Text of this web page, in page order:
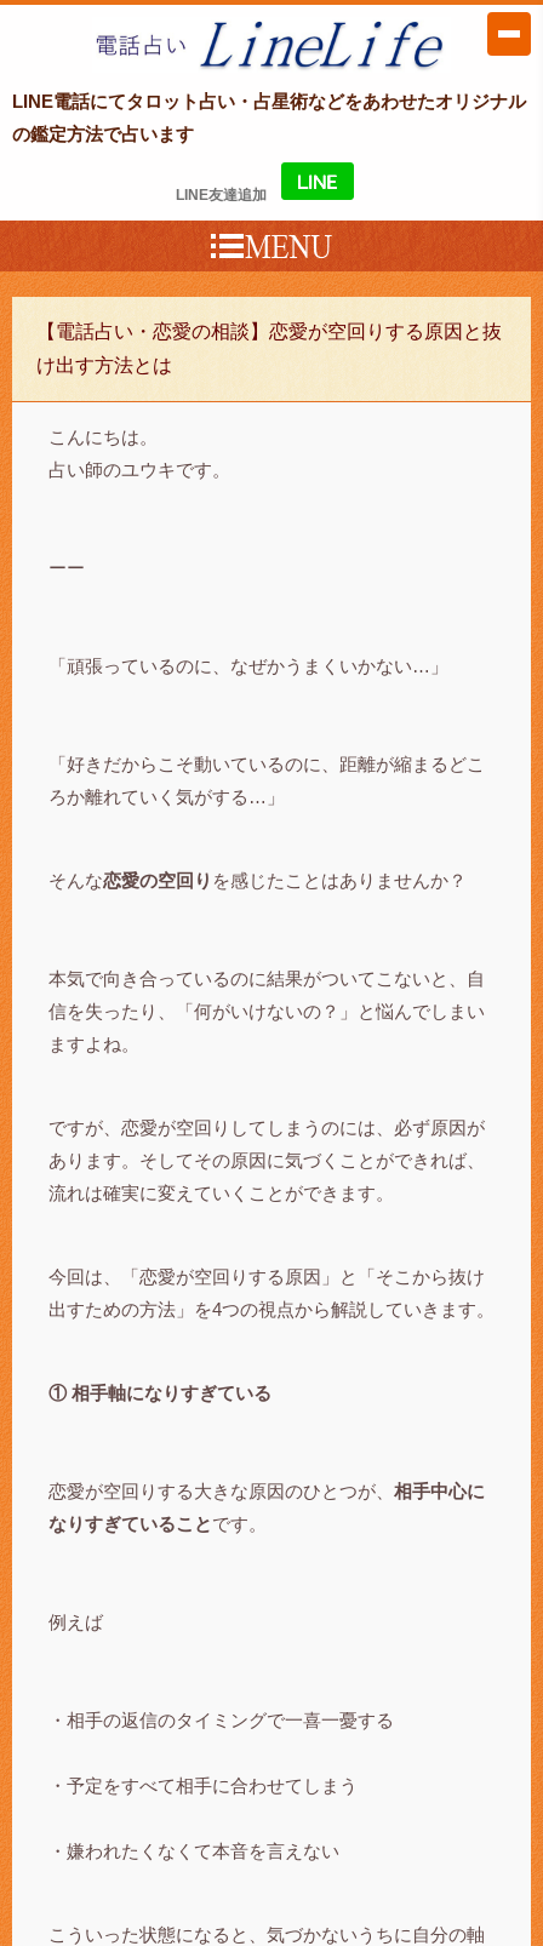
LINE電話占い LineLife〜ラインライ
フ〜
LINE電話にてタロット占い・占星術などをあわせたオリジナル
の鑑定方法で占います
LINE友達追加
【電話占い・恋愛の相談】恋愛が空回りする原因と抜
け出す方法とは
こんにちは。
占い師のユウキです。
ーー
「頑張っているのに、なぜかうまくいかない…」
「好きだからこそ動いているのに、距離が縮まるどこ
ろか離れていく気がする…」
そんな恋愛の空回り を感じたことはありませんか？
本気で向き合っているのに結果がついてこないと、自
信を失ったり、「何がいけないの？」と悩んでしまい
ますよね。
ですが、恋愛が空回りしてしまうのには、必ず原因が
あります。そしてその原因に気づくことができれば、
流れは確実に変えていくことができます。
今回は、「恋愛が空回りする原因」と「そこから抜け
出すための方法」を4つの視点から解説していきます。
① 相手軸になりすぎている
恋愛が空回りする大きな原因のひとつが、 相手中心に
なりすぎていることです。
例えば
・相手の返信のタイミングで一喜一憂する
・予定をすべて相手に合わせてしまう
・嫌われたくなくて本音を言えない
こういった状態になると、気づかないうちに自分の軸